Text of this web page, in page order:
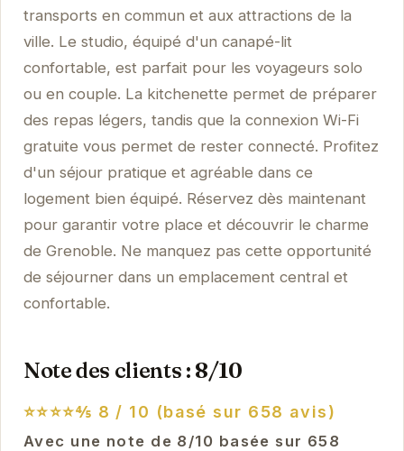
transports en commun et aux attractions de la
ville. Le studio, équipé d'un canapé-lit
confortable, est parfait pour les voyageurs solo
ou en couple. La kitchenette permet de préparer
des repas légers, tandis que la connexion Wi-Fi
gratuite vous permet de rester connecté. Profitez
d'un séjour pratique et agréable dans ce
logement bien équipé. Réservez dès maintenant
pour garantir votre place et découvrir le charme
de Grenoble. Ne manquez pas cette opportunité
de séjourner dans un emplacement central et
confortable.
Note des clients : 8/10
⭐⭐⭐⭐⅘ 8 / 10 (basé sur 658 avis)
Avec une note de 8/10 basée sur 658